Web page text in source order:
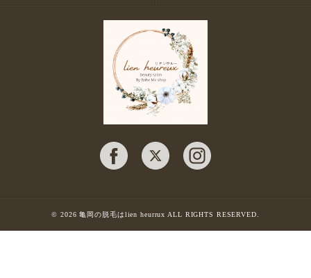
© 2026 亀岡の脱毛はlien heurrux ALL RIGHTS RESERVED.